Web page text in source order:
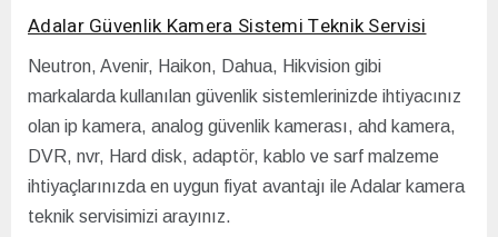
Adalar Güvenlik Kamera Sistemi Teknik Servisi
Neutron, Avenir, Haikon, Dahua, Hikvision gibi
markalarda kullanılan güvenlik sistemlerinizde ihtiyacınız
olan ip kamera, analog güvenlik kamerası, ahd kamera,
DVR, nvr, Hard disk, adaptör, kablo ve sarf malzeme
ihtiyaçlarınızda en uygun fiyat avantajı ile Adalar kamera
teknik servisimizi arayınız.